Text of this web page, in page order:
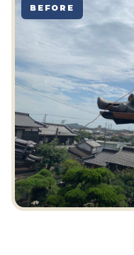
BEFORE